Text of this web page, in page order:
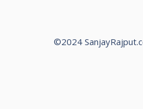
©2024